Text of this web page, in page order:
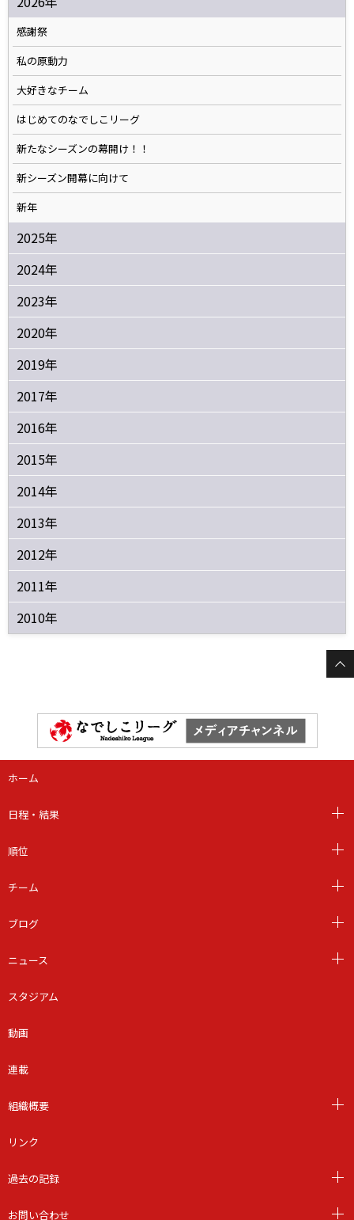
感謝祭
私の原動力
大好きなチーム
はじめてのなでしこリーグ
新たなシーズンの幕開け！！
新シーズン開幕に向けて
新年
2025年
2024年
2023年
2020年
2019年
2017年
2016年
2015年
2014年
2013年
2012年
2011年
2010年
ホーム
日程・結果
順位
チーム
ブログ
ニュース
スタジアム
動画
連載
組織概要
リンク
過去の記録
お問い合わせ